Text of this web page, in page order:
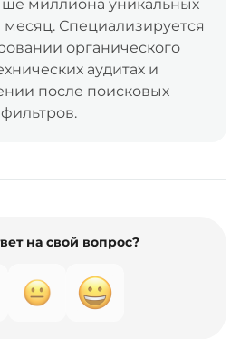
миллиона уникальных
месяц. Специализируется
органического
аудитах и
после поисковых
фильтров.
на свой вопрос?